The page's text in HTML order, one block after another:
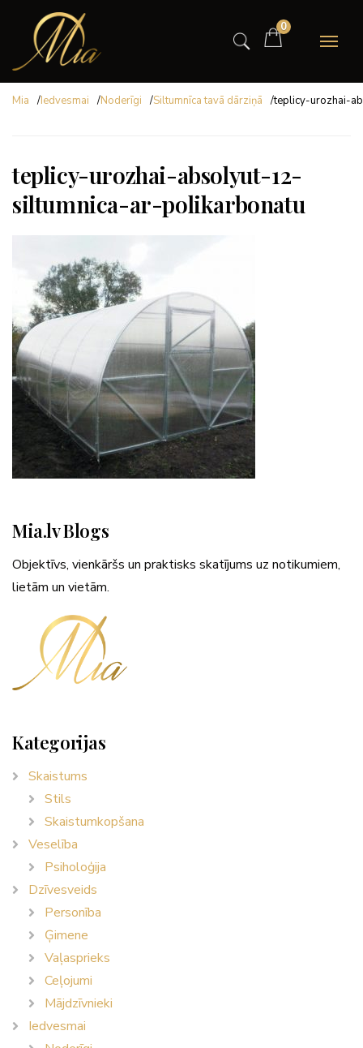
0
Mia /Iedvesmai /Noderīgi /Siltumnīca tavā dārziņā /teplicy-urozhai-
teplicy-urozhai-absolyut-12-
siltumnica-ar-polikarbonatu
Mia.lv Blogs
Objektīvs, vienkāršs un praktisks skatījums uz notikumiem,
lietām un vietām.
Kategorijas
Skaistums
Stils
Skaistumkopšana
Veselība
Psiholoģija
Dzīvesveids
Personība
Ģimene
Vaļasprieks
Ceļojumi
Mājdzīvnieki
Iedvesmai